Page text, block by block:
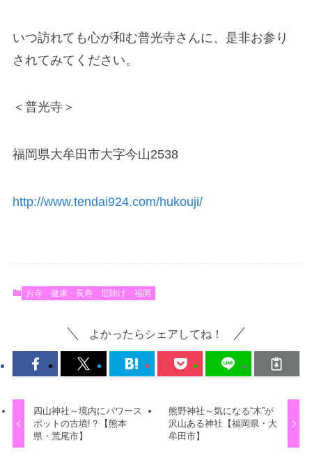
いつ訪れても心が和む普光寺さんに、是非お参り
されてみてください。
＜普光寺＞
福岡県大牟田市大字今山2538
http://www.tendai924.com/hukouji/
お寺 健康・長寿 厄除け 福岡
よかったらシェアしてね！
四山神社～境内にパワース
ポットの古墳!？【熊本
県・荒尾市】
熊野神社～気になる“木”が
沢山ある神社【福岡県・大
牟田市】